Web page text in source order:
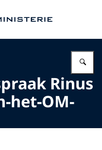
Rinus
het-OM-